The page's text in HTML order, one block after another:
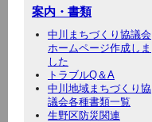
案内・書類
中川まちづくり協議会
ホームページ作成しま
した
トラブルQ＆A
中川地域まちづくり協
議会各種書類一覧
生野区防災関連